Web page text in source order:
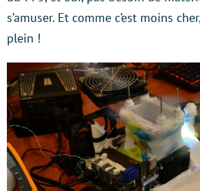
s’amuser. Et comme c’est moins
plein !